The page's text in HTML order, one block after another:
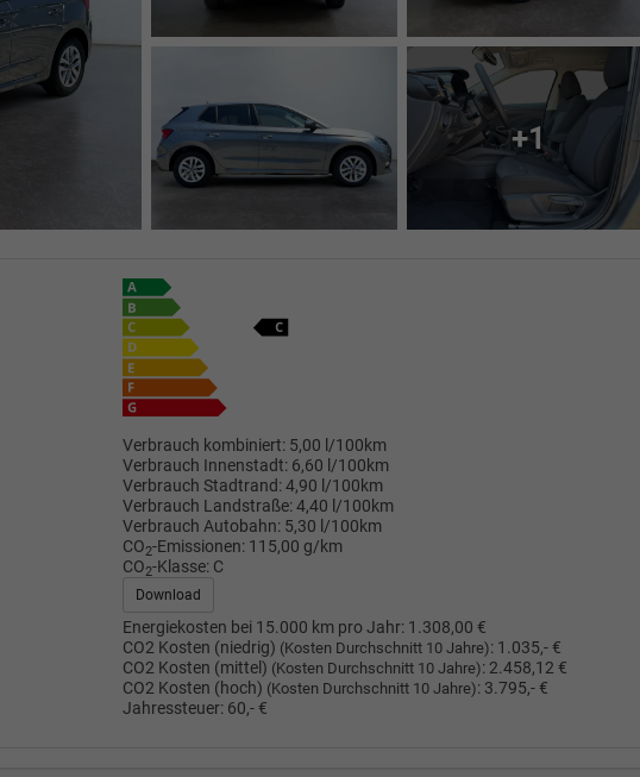
+1
Verbrauch kombiniert: 5,00 l/100km
Verbrauch Innenstadt: 6,60 l/100km
Verbrauch Stadtrand:4,90 l/100km
Verbrauch Landstraße:4,40 l/100km
Verbrauch Autobahn: 5,30 l/100km
CO2-Emissionen: 115,00 g/km
CO2-Klasse: C
Download
Energiekosten bei 15.000 km pro Jahr: 1.308,00 €
CO2 Kosten (niedrig) (Kosten Durchschnitt 10 Jahre): 1.035,- €
CO2 Kosten (mittel) (Kosten Durchschnitt 10 Jahre): 2.458,12 €
CO2 Kosten (hoch) (Kosten Durchschnitt 10 Jahre): 3.795,- €
Jahressteuer: 60,- €